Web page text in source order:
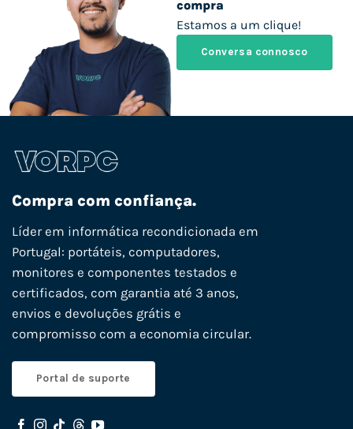
compra
Estamos a um clique!
Conversa connosco
Compra com confiança.
Líder em informática recondicionada em
Portugal: portáteis, computadores,
monitores e componentes testados e
certificados, com garantia até 3 anos,
envios e devoluções grátis e
compromisso com a economia circular.
Portal de suporte